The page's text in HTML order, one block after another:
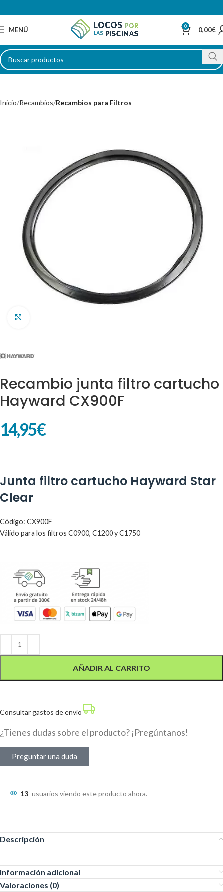
MENÚ 0 0,00€
Inicio Recambios Recambios para Filtros
Recambio junta filtro cartucho
Hayward CX900F
14,95€
Junta filtro cartucho Hayward Star
Clear
Código: CX900F
Válido para los filtros C0900, C1200 y C1750
AÑADIR AL CARRITO
Consultar gastos de envío
¿Tienes dudas sobre el producto? ¡Pregúntanos!
Preguntar una duda
13 usuarios viendo este producto ahora.
Descripción
Información adicional
Valoraciones (0)